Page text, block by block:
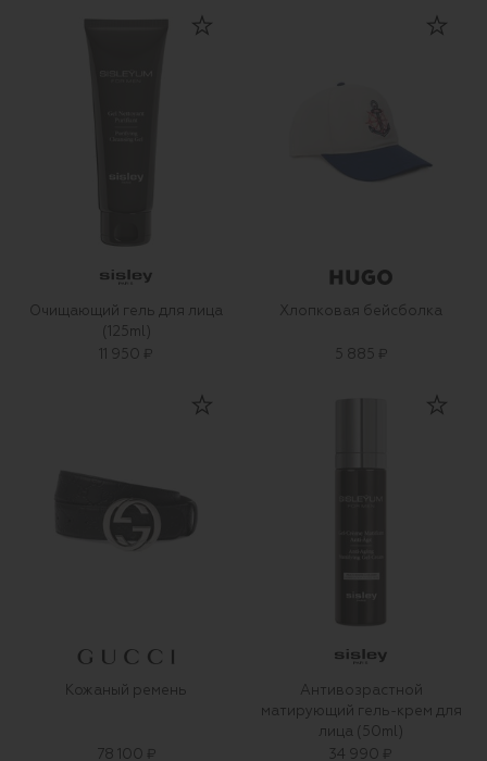
Очищающий гель для лица
(125ml)
11 950 ₽
Хлопковая бейсболка
5 885 ₽
Кожаный ремень
78 100 ₽
Антивозрастной
матирующий гель-крем для
лица (50ml)
34 990 ₽